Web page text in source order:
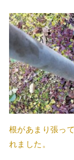
根があまり張っ
れました。